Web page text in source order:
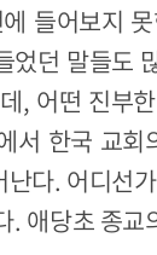
들어보지
던 말들도
, 어떤 진부
서 한국 교
다. 어디선
애당초 종